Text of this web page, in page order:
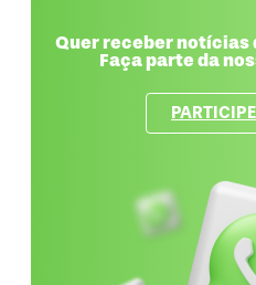
Quer receber notícias
Faça parte da